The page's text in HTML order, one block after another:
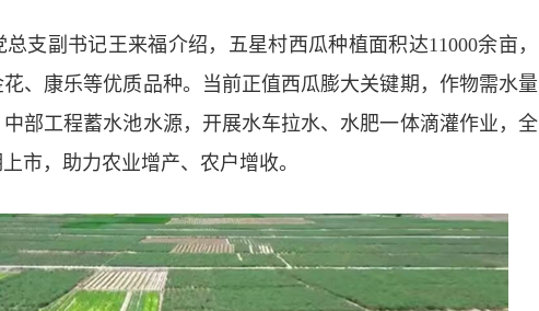
副书记王来福介绍，五星村西瓜种植面积达11000余亩，
、康乐等优质品种。当前正值西瓜膨大关键期，作物需水量
部工程蓄水池水源，开展水车拉水、水肥一体滴灌作业，全
市，助力农业增产、农户增收。